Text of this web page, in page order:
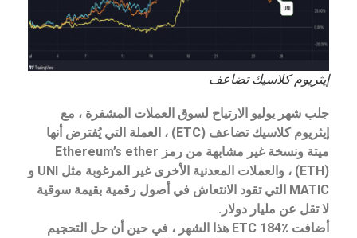
إيثريوم كلاسيك تضاعف
جلب شهر يوليو الارتياح لسوق العملات المشفرة ، مع
إيثريوم كلاسيك تضاعف (ETC) ، العملة التي يُفترض أنها
ميتة ونسخة غير مشابهة من رمز Ethereum’s ether
(ETH) ، والعملات المعدنية الأخرى غير المرغوبة مثل UNI و
MATIC التي تقود الانتعاش في أصول رقمية بقيمة سوقية
لا تقل عن مليار دولار.
أضافت ETC 184٪ هذا الشهر ، في حين أن حل التحجيم